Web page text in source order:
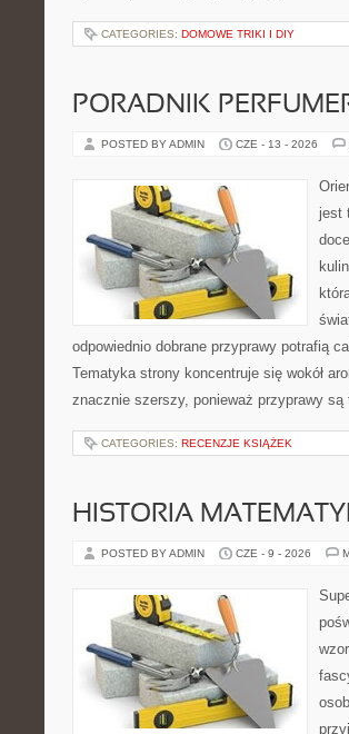
CATEGORIES: DOMOWE TRIKI I DIY
PORADNIK
POSTED BY ADMIN CZE - 13 - 2026
jest
odpowiednio dobrane przyprawy potrafią
Tematyka strony koncentruje się wokół
znacznie szerszy, ponieważ przyprawy
CATEGORIES: RECENZJE KSIĄŻEK
HISTORIA
POSTED BY ADMIN CZE - 9 - 2026